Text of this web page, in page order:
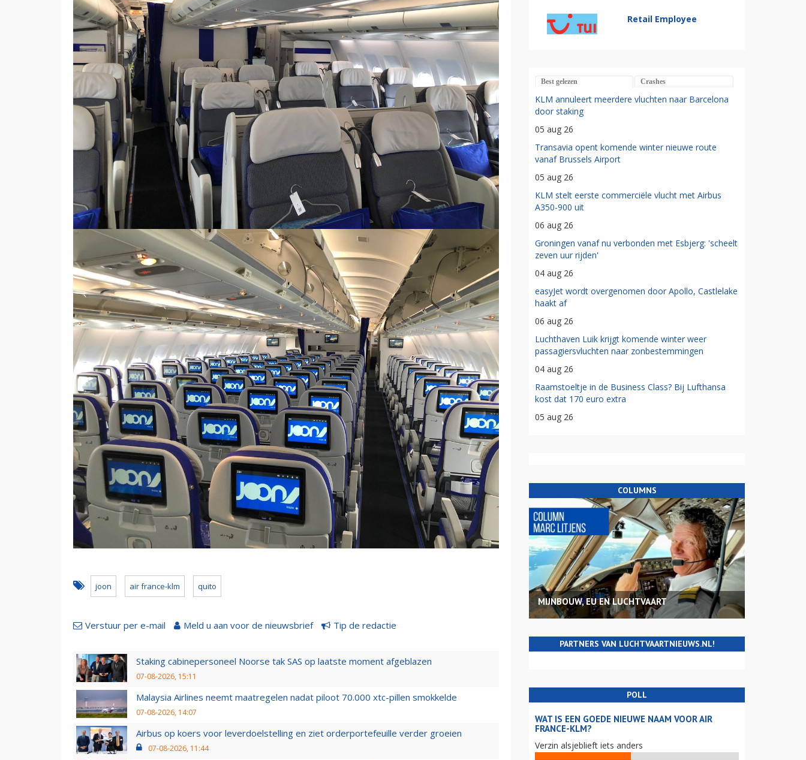
joon air france-klm quito
Verstuur per e-mail Meld u aan voor de nieuwsbrief Tip de redactie
Staking cabinepersoneel Noorse tak SAS op laatste moment afgeblazen
07-08-2026, 15:11
Malaysia Airlines neemt maatregelen nadat piloot 70.000 xtc-pillen smokkelde
07-08-2026, 14:07
Airbus op koers voor leverdoelstelling en ziet orderportefeuille verder groeien
07-08-2026, 11:44
Retail Employee
Best gelezen Crashes
KLM annuleert meerdere vluchten naar Barcelona
door staking
05 aug 26
Transavia opent komende winter nieuwe route
vanaf Brussels Airport
05 aug 26
KLM stelt eerste commerciële vlucht met Airbus
A350-900 uit
06 aug 26
Groningen vanaf nu verbonden met Esbjerg: 'scheelt
zeven uur rijden'
04 aug 26
easyJet wordt overgenomen door Apollo, Castlelake
haakt af
06 aug 26
Luchthaven Luik krijgt komende winter weer
passagiersvluchten naar zonbestemmingen
04 aug 26
Raamstoeltje in de Business Class? Bij Lufthansa
kost dat 170 euro extra
05 aug 26
COLUMNS
MIJNBOUW, EU EN LUCHTVAART
PARTNERS VAN LUCHTVAARTNIEUWS.NL!
POLL
WAT IS EEN GOEDE NIEUWE NAAM VOOR AIR
FRANCE-KLM?
Verzin alsjeblieft iets anders